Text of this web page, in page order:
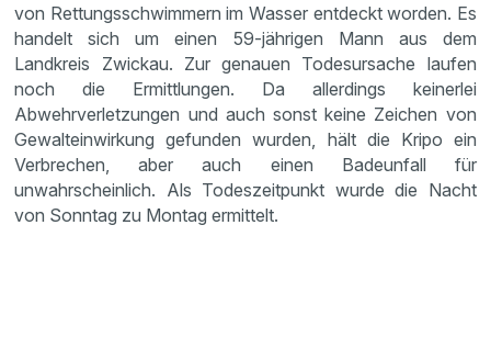
von Rettungsschwimmern im Wasser entdeckt worden. Es
handelt sich um einen 59-jährigen Mann aus dem
Landkreis Zwickau. Zur genauen Todesursache laufen
noch die Ermittlungen. Da allerdings keinerlei
Abwehrverletzungen und auch sonst keine Zeichen von
Gewalteinwirkung gefunden wurden, hält die Kripo ein
Verbrechen, aber auch einen Badeunfall für
unwahrscheinlich. Als Todeszeitpunkt wurde die Nacht
von Sonntag zu Montag ermittelt.